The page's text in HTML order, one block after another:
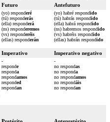
Futuro Antefuturo
(yo) responderé
(tú) responderás
(ella) responderá
(ns) responderemos
(vs) responderéis
(ellas) responderán
(yo) habré respondido
(tú) habrás respondido
(ella) habrá respondido
(ns) habremos respondido
(vs) habréis respondido
(ellas) habrán respondido
Imperativo Imperativo negativo
-
responde
responda
respondamos
responded
respondan
-
no respondas
no responda
no respondamos
no respondáis
no respondan
Pretérito Antepretérito